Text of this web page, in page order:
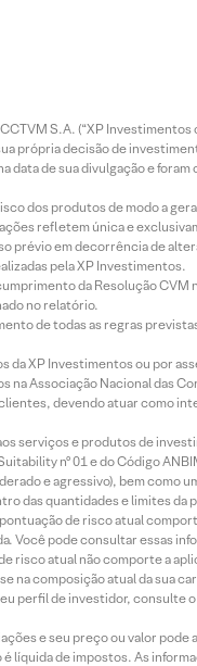
S.A. (“XP
própria decisão de
de sua divulgação e
dos produtos de modo a
refletem única e
prévio em decorrência de
pela XP Investimentos.
da Resolução CVM
no relatório.
de todas as regras
XP Investimentos ou por
na Associação Nacional das
devendo atuar como
serviços e produtos de
nº 01 e do Código
e agressivo), bem
das quantidades e limites
de risco atual
Você pode consultar essas
risco atual não comporte a
na composição atual da sua
perfil de investidor, consulte
e seu preço ou valor
de impostos. As